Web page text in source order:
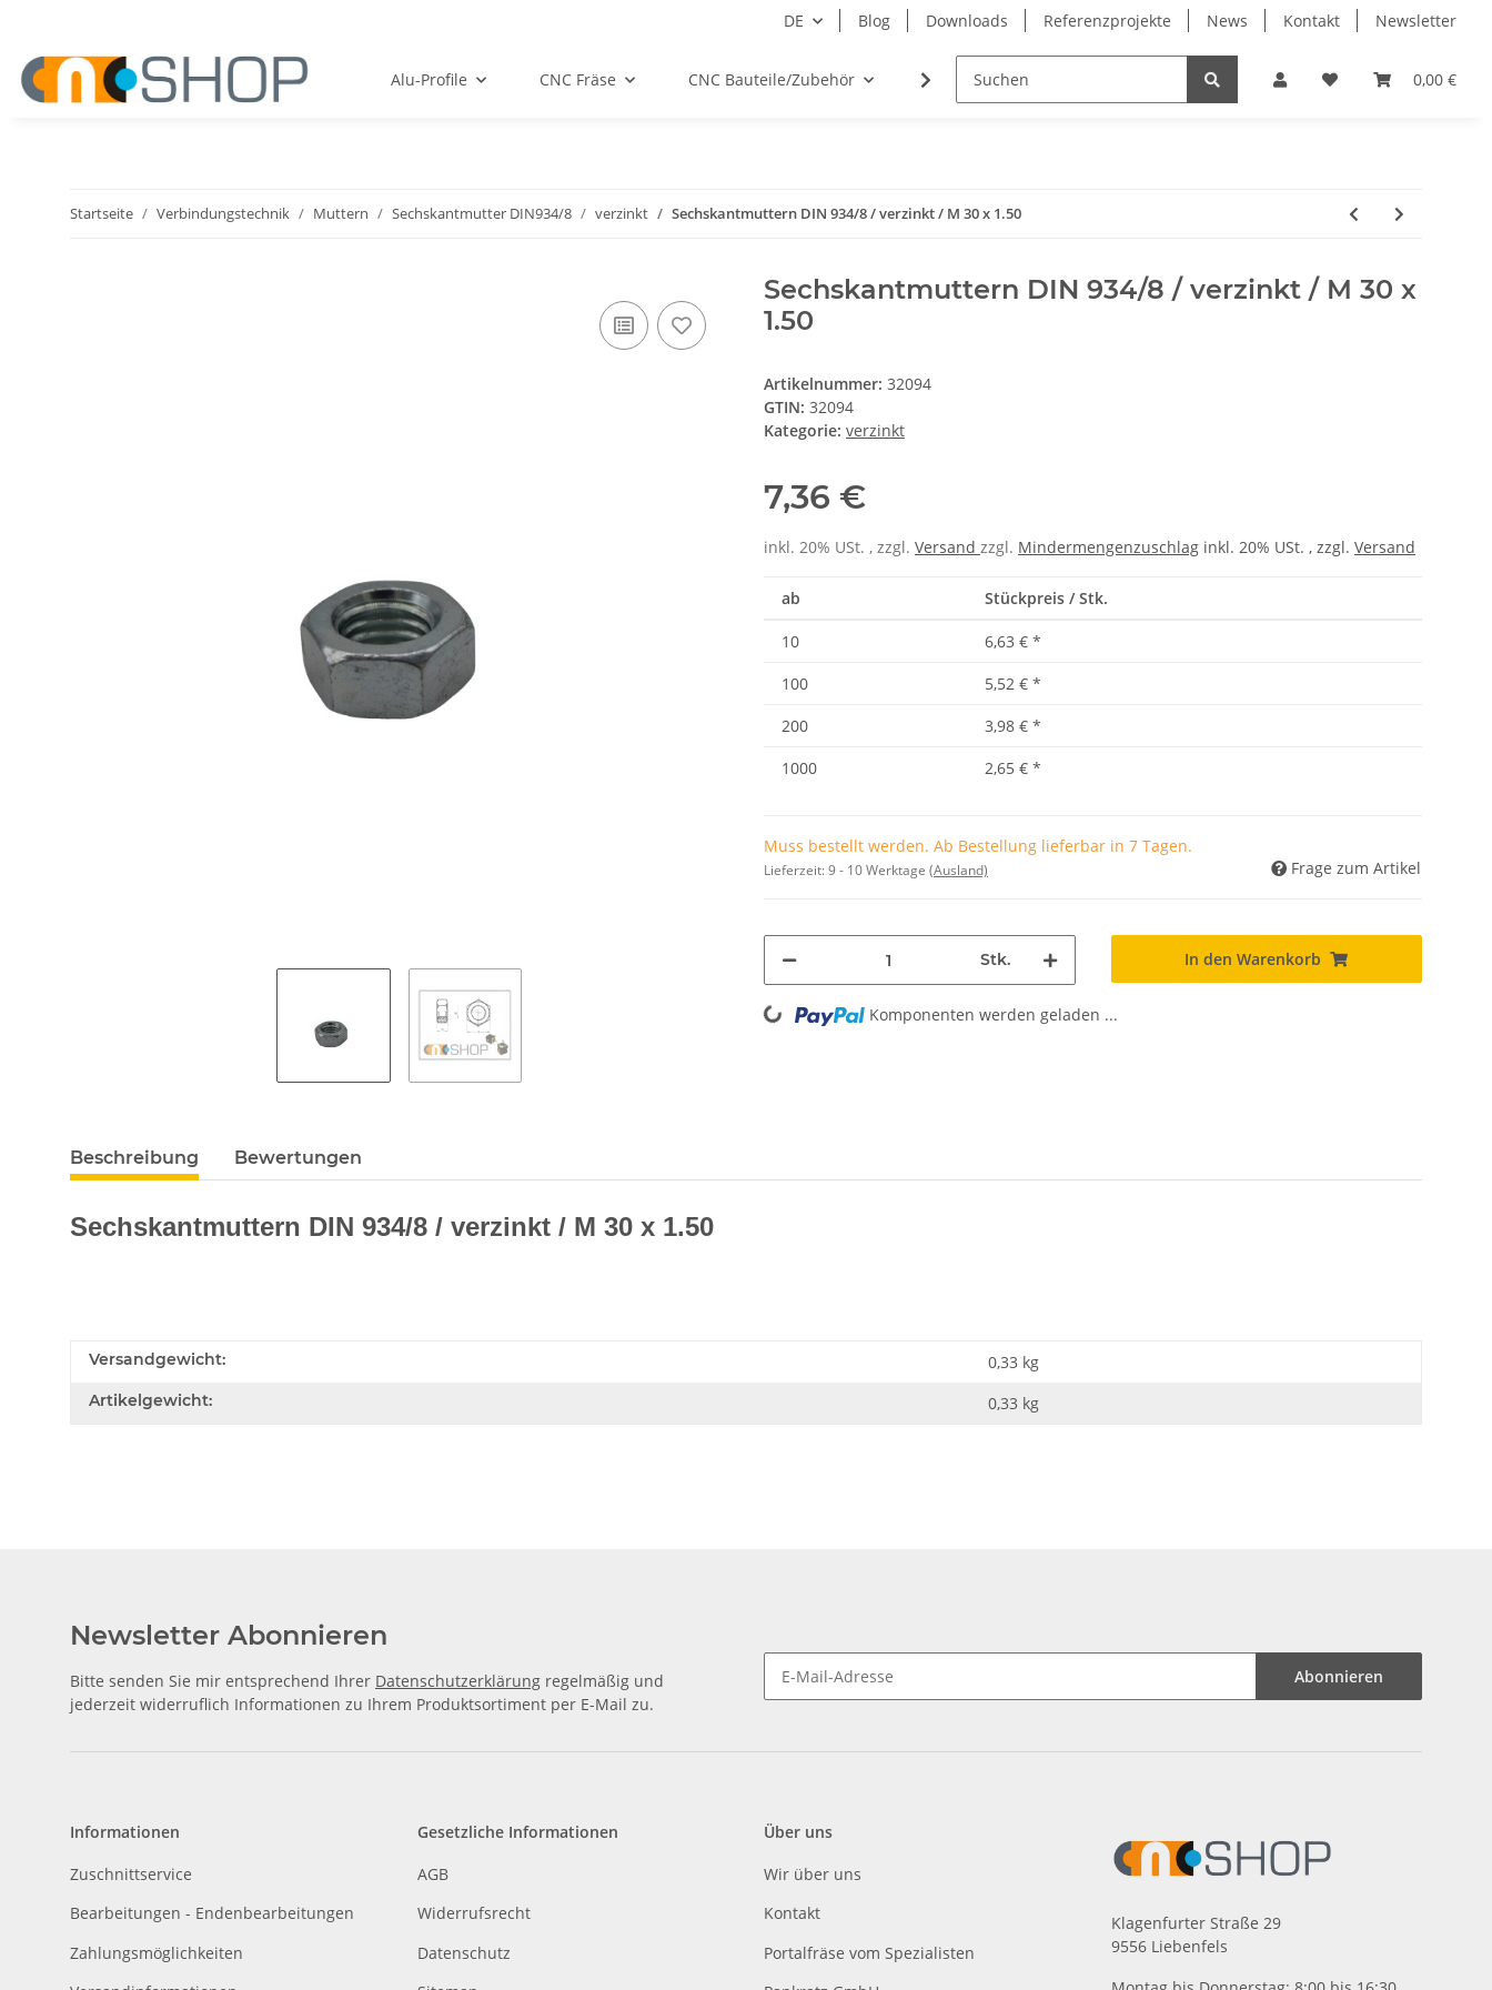
DE Blog Downloads Referenzprojekte News Kontakt Newsletter
0,00 €
Alu-Profile CNC Fräse CNC Bauteile/Zubehör Elektro Lagertechnik Lineartechnik
Startseite Verbindungstechnik Muttern Sechskantmutter DIN934/8 verzinkt Sechskantmuttern DIN 934/8 / verzinkt / M 30 x 1.50
Sechskantmuttern DIN 934/8 / verzinkt / M 30 x
1.50
Artikelnummer: 32094
GTIN: 32094
Kategorie: verzinkt
7,36 €
inkl. 20% USt. , zzgl. Versand zzgl. Mindermengenzuschlag inkl. 20% USt. , zzgl. Versand
ab Stückpreis / Stk.
10 6,63 € *
100
5,52 € *
200
3,98 € *
1000
2,65 € *
Muss bestellt werden. Ab Bestellung lieferbar in 7 Tagen.
Lieferzeit:9 - 10 Werktage (Ausland) Frage zum Artikel
Stk. In den Warenkorb
Loading... Komponenten werden geladen ...
Beschreibung Bewertungen
Sechskantmuttern DIN 934/8 / verzinkt / M 30 x 1.50
Versandgewicht: 0,33 kg
Artikelgewicht: 0,33 kg
Newsletter Abonnieren
Bitte senden Sie mir entsprechend Ihrer Datenschutzerklärung regelmäßig und
jederzeit widerruflich Informationen zu Ihrem Produktsortiment per E-Mail zu.
Abonnieren
Informationen
Zuschnittservice
Bearbeitungen - Endenbearbeitungen
Zahlungsmöglichkeiten
Gesetzliche Informationen
AGB
Widerrufsrecht
Datenschutz
Über uns
Wir über uns
Kontakt
Portalfräse vom Spezialisten
Klagenfurter Straße 29
9556 Liebenfels